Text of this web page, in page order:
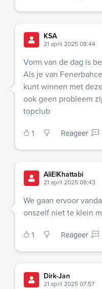
KSA
21 april 2025 08:44
Vorm van de dag is
Als je van
kunt winnen met
ook geen probleem
topclub
1 Reageer
AliElKhattabi
21 april 2025 08:43
We gaan ervoor
onszelf niet te klein
1 Reageer
Dirk-Jan
21 april 2025 07:57